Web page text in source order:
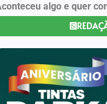
algo e quer